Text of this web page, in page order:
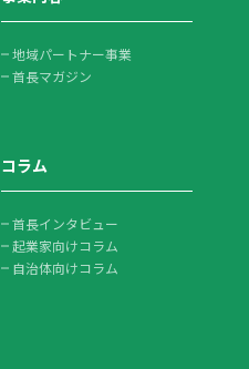
地域パートナー事業
首長マガジン
コラム
首長インタビュー
起業家向けコラム
自治体向けコラム